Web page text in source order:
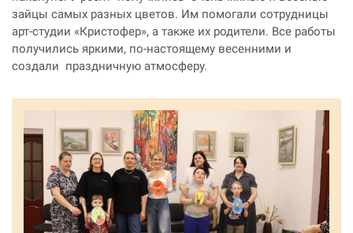
зайцы самых разных цветов. Им помогали сотрудницы
арт-студии «Кристофер», а также их родители. Все работы
получились яркими, по-настоящему весенними и
создали праздничную атмосферу.